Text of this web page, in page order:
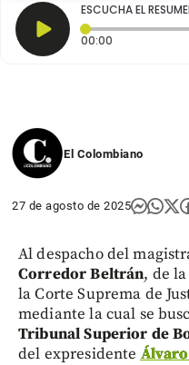
ESCUCHA EL
00:00 Tiempo
El Colombiano
27 de agosto de 2025
Al despacho del
Corredor Beltrán, de
la Corte Suprema de
mediante la cual se
Tribunal Superior de
del expresidente